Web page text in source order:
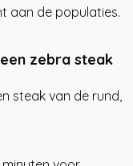
aan de populaties.
zebra steak
steak van de rund,